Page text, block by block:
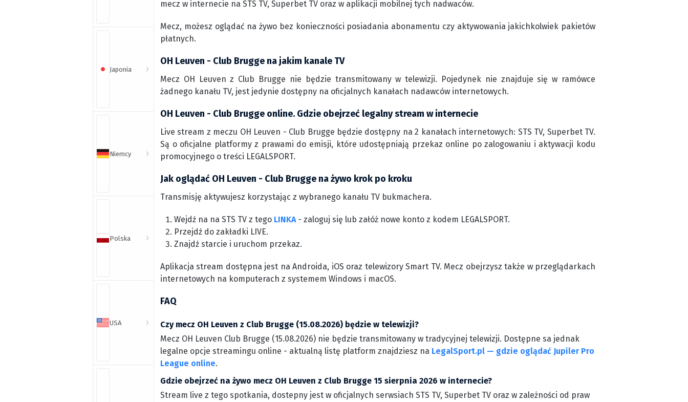
Japonia
Niemcy
Polska
USA
mecz w internecie na STS TV, Superbet TV oraz w aplikacji mobilnej tych nadwaców.
Mecz, możesz oglądać na żywo bez konieczności posiadania abonamentu czy aktywowania jakichkolwiek pakietów
płatnych.
OH Leuven - Club Brugge na jakim kanale TV
Mecz OH Leuven z Club Brugge nie będzie transmitowany w telewizji. Pojedynek nie znajduje się w ramówce
żadnego kanału TV, jest jedynie dostępny na oficjalnych kanałach nadawców internetowych.
OH Leuven - Club Brugge online. Gdzie obejrzeć legalny stream w internecie
Live stream z meczu OH Leuven - Club Brugge będzie dostępny na 2 kanałach internetowych: STS TV, Superbet TV.
Są o oficjalne platformy z prawami do emisji, które udostępniają przekaz online po zalogowaniu i aktywacji kodu
promocyjnego o treści LEGALSPORT.
Jak oglądać OH Leuven - Club Brugge na żywo krok po kroku
Transmisję aktywujesz korzystając z wybranego kanału TV bukmachera.
Wejdź na na STS TV z tego LINKA- zaloguj się lub załóż nowe konto z kodem LEGALSPORT.
Przejdź do zakładki LIVE.
Znajdź starcie i uruchom przekaz.
Aplikacja stream dostępna jest na Androida, iOS oraz telewizory Smart TV. Mecz obejrzysz także w przeglądarkach
internetowych na komputerach z systemem Windows i macOS.
FAQ
Czy mecz OH Leuven z Club Brugge (15.08.2026) będzie w telewizji?
Mecz OH Leuven Club Brugge (15.08.2026) nie będzie transmitowany w tradycyjnej telewizji. Dostępne sa jednak
legalne opcje streamingu online - aktualną listę platform znajdziesz na LegalSport.pl — gdzie oglądać Jupiler Pro
League online.
Gdzie obejrzeć na żywo mecz OH Leuven z Club Brugge 15 sierpnia 2026 w internecie?
Stream live z tego spotkania, dostepny jest w oficjalnych serwsiach STS TV, Superbet TV oraz w zależności od praw